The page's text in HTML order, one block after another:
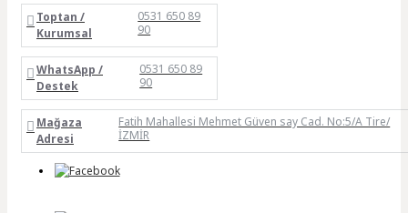
Toptan /
Kurumsal
0531 650 89
90
WhatsApp /
Destek
0531 650 89
90
Mağaza
Adresi
Fatih Mahallesi Mehmet Güven say Cad. No:5/A Tire/
İZMİR